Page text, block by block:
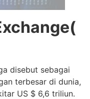
disebut sebagai
terbesar di dunia,
US $ 6,6 triliun.